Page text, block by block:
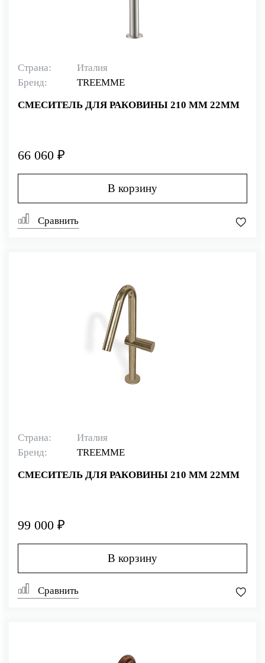
Страна:
Италия
Бренд:
TREEMME
СМЕСИТЕЛЬ ДЛЯ РАКОВИНЫ 210 ММ 22MM
66 060 ₽
В корзину
Сравнить
Страна:
Италия
Бренд:
TREEMME
СМЕСИТЕЛЬ ДЛЯ РАКОВИНЫ 210 ММ 22MM
99 000 ₽
В корзину
Сравнить